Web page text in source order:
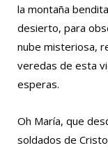
la montaña
desierto, para
nube misteriosa,
veredas de esta
esperas.
Oh María, que
soldados de